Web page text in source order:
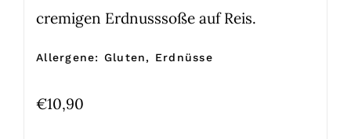
cremigen Erdnusssoße auf Reis.
Allergene: Gluten, Erdnüsse
€10,90